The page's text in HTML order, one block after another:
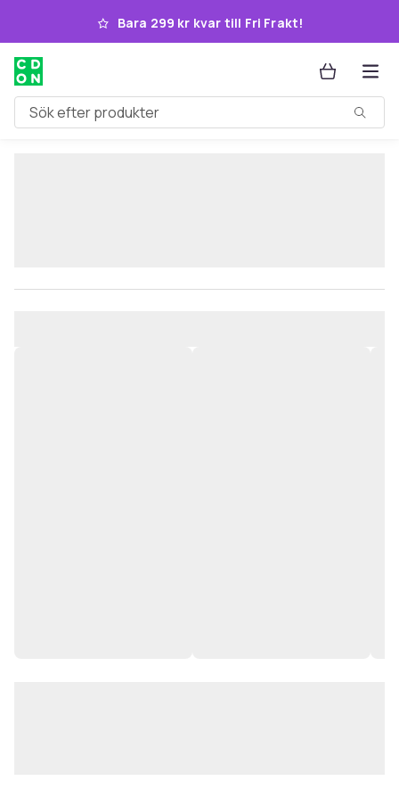
Hoppa till huvudinnehållet
Bara 299 kr kvar till Fri Frakt!
Sök efter produkter